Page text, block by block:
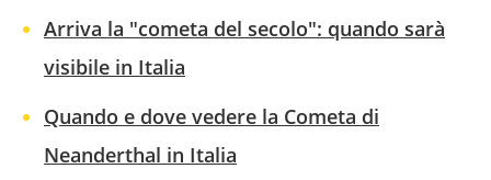
Arriva la "cometa del secolo": quando sarà
visibile in Italia
Quando e dove vedere la Cometa di
Neanderthal in Italia